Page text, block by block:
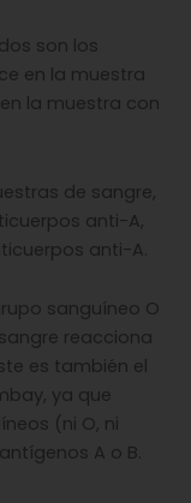
son los
en la muestra
la muestra con
de sangre,
anti-A,
anti-A.
sanguíneo O
reacciona
es también el
ya que
(ni O, ni
A o B.